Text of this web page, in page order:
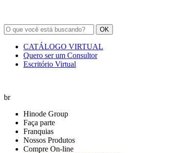
OK
CATÁLOGO VIRTUAL
Quero ser um Consultor
Escritório Virtual
br
Hinode Group
Faça parte
Franquias
Nossos Produtos
Compre On-line